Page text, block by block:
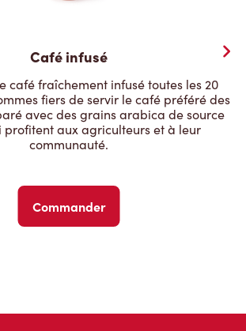
Café infusé
café fraîchement infusé toutes les 20
fiers de servir le café préféré des
avec des grains arabica de source
profitent aux agriculteurs et à leur
communauté.
Commander